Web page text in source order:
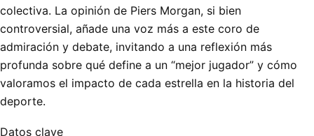
colectiva. La opinión de Piers Morgan, si bien
controversial, añade una voz más a este coro de
admiración y debate, invitando a una reflexión más
profunda sobre qué define a un “mejor jugador” y cómo
valoramos el impacto de cada estrella en la historia del
deporte.
Datos clave